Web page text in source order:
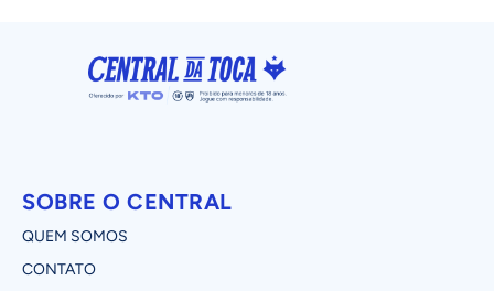
SOBRE O CENTRAL
QUEM SOMOS
CONTATO